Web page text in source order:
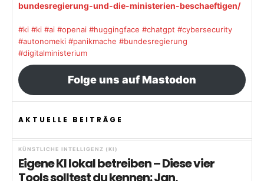
bundesregierung-und-die-ministerien-beschaeftigen/
#ki #ki #ai #openai #huggingface #chatgpt #cybersecurity
#autonomeki #panikmache #bundesregierung
#digitalministerium
Folge uns auf Mastodon
AKTUELLE BEITRÄGE
KÜNSTLICHE INTELLIGENZ (KI)
Eigene KI lokal betreiben – Diese vier
Tools solltest du kennen: Jan,